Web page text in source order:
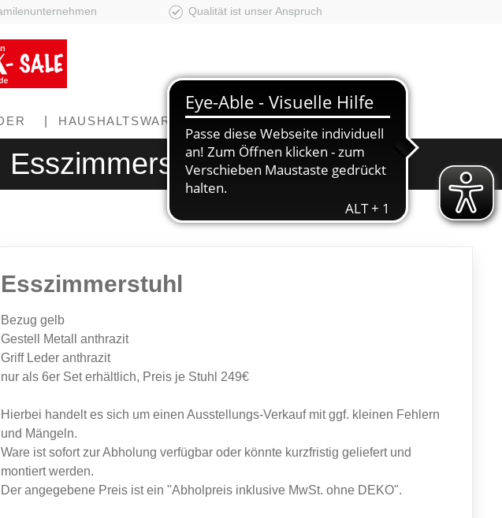
Qualität ist unser Anspruch
HAUSHALTSWAREN | BABY | KÜCHEN
Esszimmerstuhl
Bezug gelb
Gestell Metall anthrazit
Griff Leder anthrazit
nur als 6er Set erhältlich, Preis je Stuhl 249€
Hierbei handelt es sich um einen Ausstellungs-Verkauf mit ggf. kleinen Fehlern
und Mängeln.
Ware ist sofort zur Abholung verfügbar oder könnte kurzfristig geliefert und
montiert werden.
Der angegebene Preis ist ein "Abholpreis inklusive MwSt. ohne DEKO".